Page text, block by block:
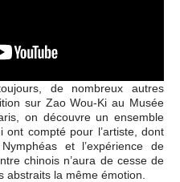
de nombreux autres
sur Zao Wou-Ki au Musée
on découvre un ensemble
ont compté pour l’artiste, dont
et l’expérience de
chinois n’aura de cesse de
la même émotion.